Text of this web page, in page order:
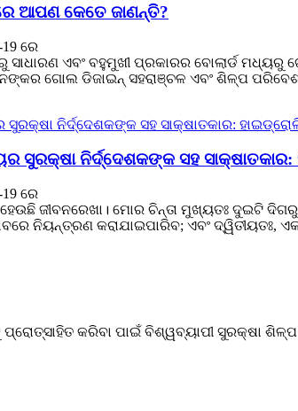
ଆପଣ କେତେ ଜାଣନ୍ତି?
ରେ
ସାଧାରଣ ଏବଂ ବହୁମୁଖୀ ପ୍ରକାରର ବୋଲାର୍ଡ
ଗୋଲ ଡିଜାଇନ୍ ସହରାଞ୍ଚଳ ଏବଂ ଶିଳ୍ପ
ସୁରକ୍ଷା ନିର୍ଦ୍ଦେଶକଙ୍କ ସହ
ରେ
ହେଉଛି ଜୀବନରେଖା। ମୋର ଚିନ୍ତା ମୁଖ୍ୟତଃ ଦୁଇଟି
ନିୟନ୍ତ୍ରଣ କରାଯାଇପାରିବ; ଏବଂ
କରିବା ପାଇଁ ବିଶ୍ୱବ୍ୟାପୀ ସୁରକ୍ଷା ଶିଳ୍ପ